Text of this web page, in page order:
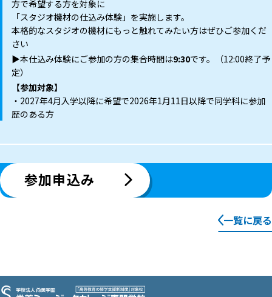
方で希望する方を対象に
「スタジオ機材の仕込み体験」を実施します。
本格的なスタジオの機材にもっと触れてみたい方はぜひご参加くだ
さい
▶︎本仕込み体験にご参加の方の集合時間は9:30です。（12:00終了予
定）
【参加対象】
・2027年4月入学以降に希望で2026年1月11日以降で同学科に参加
歴のある方
参加申込み
一覧に戻る